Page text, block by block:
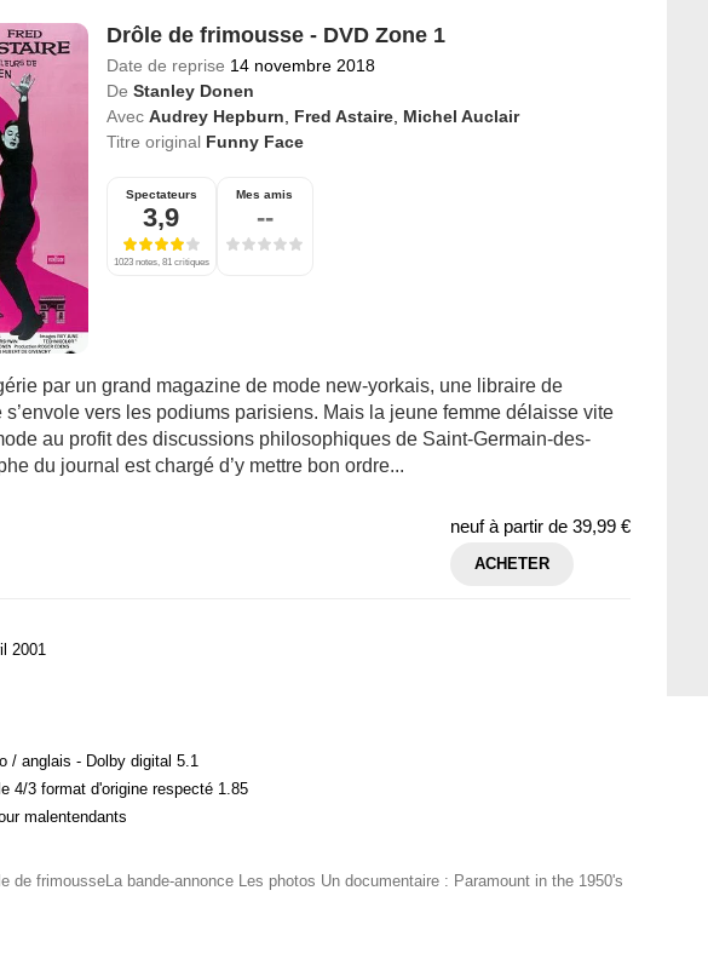
Drôle de frimousse - DVD Zone 1
Date de reprise 14 novembre 2018
De Stanley Donen
Avec Audrey Hepburn Fred Astaire, Michel Auclair
Titre original Funny Face
Spectateurs
3,9
1023 notes, 81 critiques
Mes amis
--
par un grand magazine de mode new-yorkais, une libraire de
vers les podiums parisiens. Mais la jeune femme délaisse vite
au profit des discussions philosophiques de Saint-Germain-des-
du journal est chargé d’y mettre bon ordre...
neuf à partir de 39,99 €
ACHETER
2001
/ anglais - Dolby digital 5.1
4/3 format d'origine respecté 1.85
malentendants
de frimousseLa bande-annonce Les photos Un documentaire : Paramount in the 1950's